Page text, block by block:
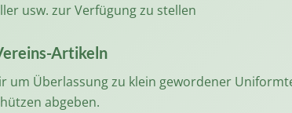
usw. zur Verfügung zu stellen
Artikeln
um Überlassung zu klein gewordener
abgeben.